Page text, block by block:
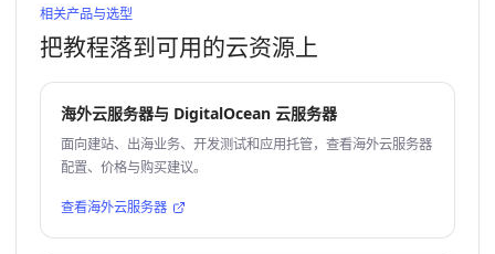
相关产品与选型
把教程落到可用的云资源上
海外云服务器与 DigitalOcean 云服务器
面向建站、出海业务、开发测试和应用托管，查看海外云服务器
配置、价格与购买建议。
查看海外云服务器